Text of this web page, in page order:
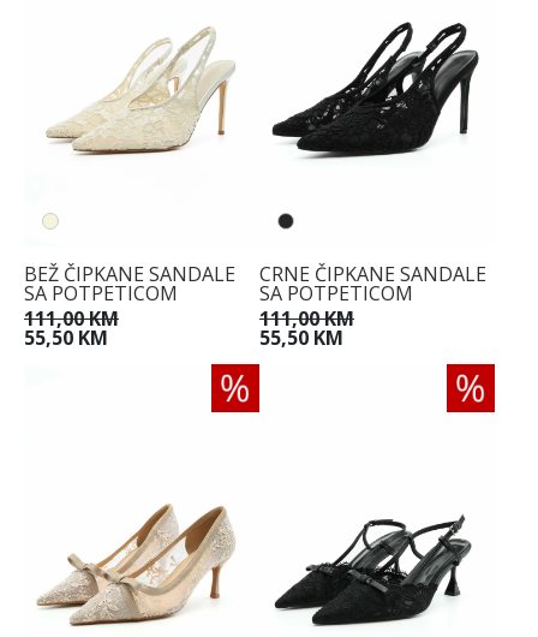
BEŽ ČIPKANE SANDALE
SA POTPETICOM
111,00 KM
55,50 KM
CRNE ČIPKANE SANDALE
SA POTPETICOM
111,00 KM
55,50 KM